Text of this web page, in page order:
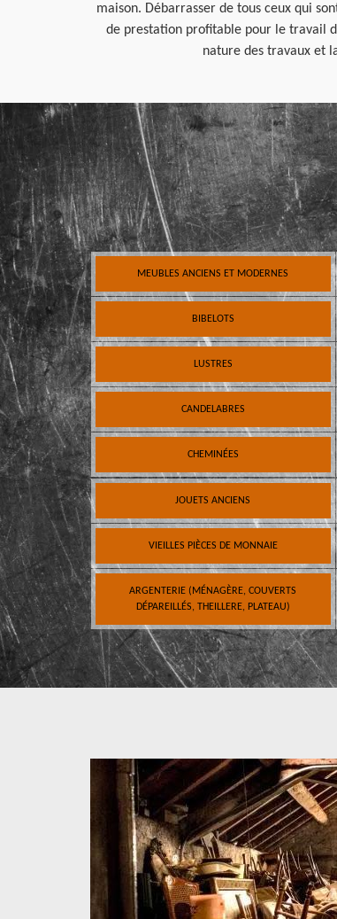
maison. Débarrasser de tous ceux qui
de prestation profitable pour le travail
nature des travaux et
MEUBLES ANCIENS ET MODERNES
BIBELOTS
LUSTRES
CANDELABRES
CHEMINÉES
JOUETS ANCIENS
VIEILLES PIÈCES DE MONNAIE
ARGENTERIE (MÉNAGÈRE, COUVERTS
DÉPAREILLÉS, THEILLERE, PLATEAU)